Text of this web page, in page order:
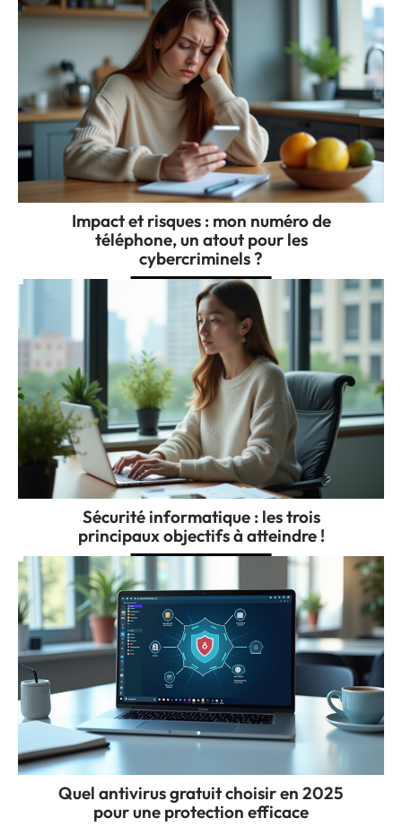
Impact et risques : mon numéro de
téléphone, un atout pour les
cybercriminels ?
Sécurité informatique : les trois
principaux objectifs à atteindre !
Quel antivirus gratuit choisir en 2025
pour une protection efficace